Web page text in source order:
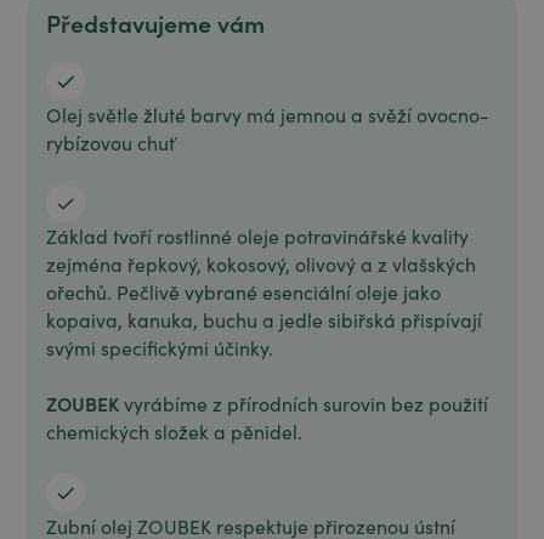
Představujeme vám
Olej světle žluté barvy má jemnou a svěží ovocno-
rybízovou chuť
Základ tvoří rostlinné oleje potravinářské kvality
zejména řepkový, kokosový, olivový a z vlašských
ořechů. Pečlivě vybrané esenciální oleje jako
kopaiva, kanuka, buchu a jedle sibiřská přispívají
svými specifickými účinky.
ZOUBEKvyrábíme z přírodních surovin bez použití
chemických složek a pěnidel.
Zubní olej ZOUBEK respektuje přirozenou ústní